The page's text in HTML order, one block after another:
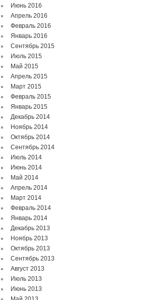
Июнь 2016
Апрель 2016
Февраль 2016
Январь 2016
Сентябрь 2015
Июль 2015
Май 2015
Апрель 2015
Март 2015
Февраль 2015
Январь 2015
Декабрь 2014
Ноябрь 2014
Октябрь 2014
Сентябрь 2014
Июль 2014
Июнь 2014
Май 2014
Апрель 2014
Март 2014
Февраль 2014
Январь 2014
Декабрь 2013
Ноябрь 2013
Октябрь 2013
Сентябрь 2013
Август 2013
Июль 2013
Июнь 2013